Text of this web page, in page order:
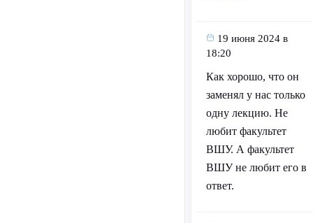
19 июня 2024 в
18:20
Как хорошо, что он
заменял у нас только
одну лекцию. Не
любит факультет
ВШУ. А факультет
ВШУ не любит его в
ответ.